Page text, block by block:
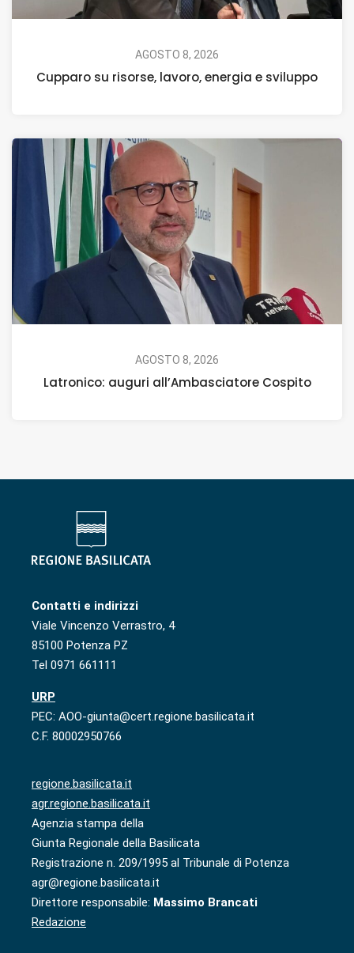
AGOSTO 8, 2026
Cupparo su risorse, lavoro, energia e sviluppo
AGOSTO 8, 2026
Latronico: auguri all’Ambasciatore Cospito
Contatti e indirizzi
Viale Vincenzo Verrastro, 4
85100 Potenza PZ
Tel 0971 661111
URP
PEC: AOO-giunta@cert.regione.basilicata.it
C.F. 80002950766
regione.basilicata.it
agr.regione.basilicata.it
Agenzia stampa della
Giunta Regionale della Basilicata
Registrazione n. 209/1995 al Tribunale di Potenza
agr@regione.basilicata.it
Direttore responsabile: Massimo Brancati
Redazione